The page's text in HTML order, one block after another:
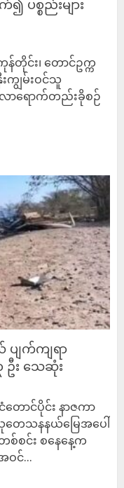
ပစ္စည်းများ
င်း၊ တောင်ဥက္က
ကျွမ်းဝင်သူ
ာရောက်တည်းခိုစဉ်
ပျက်ကျရာ
း သေဆုံး
ောင်ပိုင်း နာဇကာ
တေသနနယ်မြေအပေါ်
စ်စင်း စနေနေ့က
ဝင်...